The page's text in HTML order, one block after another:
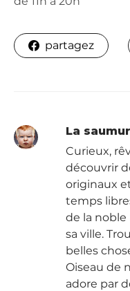
partagez
La
Curieux,
découvrir
originaux
temps
de la
sa ville.
belles
Oiseau de
adore par